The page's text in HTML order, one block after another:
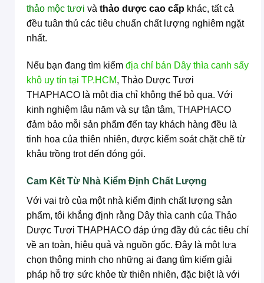
thảo mộc tươi và thảo dược cao cấp khác, tất cả
đều tuân thủ các tiêu chuẩn chất lượng nghiêm ngặt
nhất.
Nếu bạn đang tìm kiếm địa chỉ bán Dây thìa canh sấy
khô uy tín tại TP.HCM, Thảo Dược Tươi
THAPHACO là một địa chỉ không thể bỏ qua. Với
kinh nghiệm lâu năm và sự tận tâm, THAPHACO
đảm bảo mỗi sản phẩm đến tay khách hàng đều là
tinh hoa của thiên nhiên, được kiểm soát chặt chẽ từ
khâu trồng trọt đến đóng gói.
Cam Kết Từ Nhà Kiểm Định Chất Lượng
Với vai trò của một nhà kiểm định chất lượng sản
phẩm, tôi khẳng định rằng Dây thìa canh của Thảo
Dược Tươi THAPHACO đáp ứng đầy đủ các tiêu chí
về an toàn, hiệu quả và nguồn gốc. Đây là một lựa
chọn thông minh cho những ai đang tìm kiếm giải
pháp hỗ trợ sức khỏe từ thiên nhiên, đặc biệt là với